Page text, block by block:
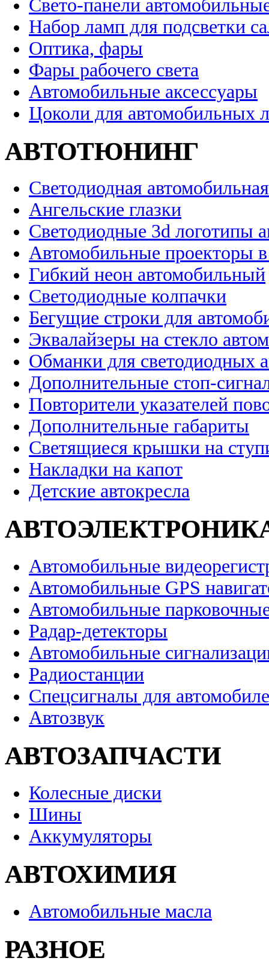
Свето-панели
Набор ламп для подсветки
Оптика, фары
Фары рабочего света
Автомобильные аксессуары
Цоколи для автомобильных
АВТОТЮНИНГ
Светодиодная
Ангельские глазки
Светодиодные 3d логотипы
Автомобильные проекторы
Гибкий неон автомобильный
Светодиодные колпачки
Бегущие строки для
Эквалайзеры на стекло
Обманки для светодиодных
Дополнительные стоп-
Повторители указателей
Дополнительные габариты
Светящиеся крышки на
Накладки на капот
Детские автокресла
Автомобильные
Автомобильные GPS
Автомобильные
Радар-детекторы
Автомобильные
Радиостанции
Спецсигналы для
Автозвук
АВТОЗАПЧАСТИ
Колесные диски
Шины
Аккумуляторы
АВТОХИМИЯ
Автомобильные масла
РАЗНОЕ